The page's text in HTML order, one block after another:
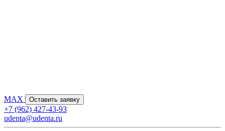
MAX Оставить заявку
+7 (962) 427-43-93
udenta@udenta.ru